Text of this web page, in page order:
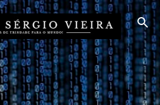
Pular para o conteúdo principal